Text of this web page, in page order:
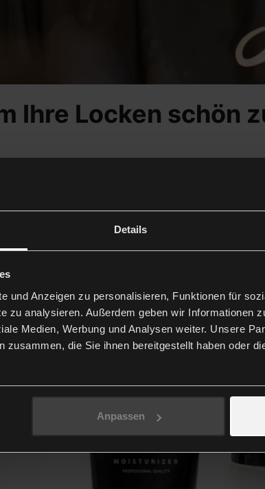
Details
und Anzeigen zu personalisieren, Funktionen für
zu analysieren. Außerdem geben wir Informationen
Medien, Werbung und Analysen weiter. Unsere
zusammen, die Sie ihnen bereitgestellt haben oder
Anpassen
Ihre Locken schön